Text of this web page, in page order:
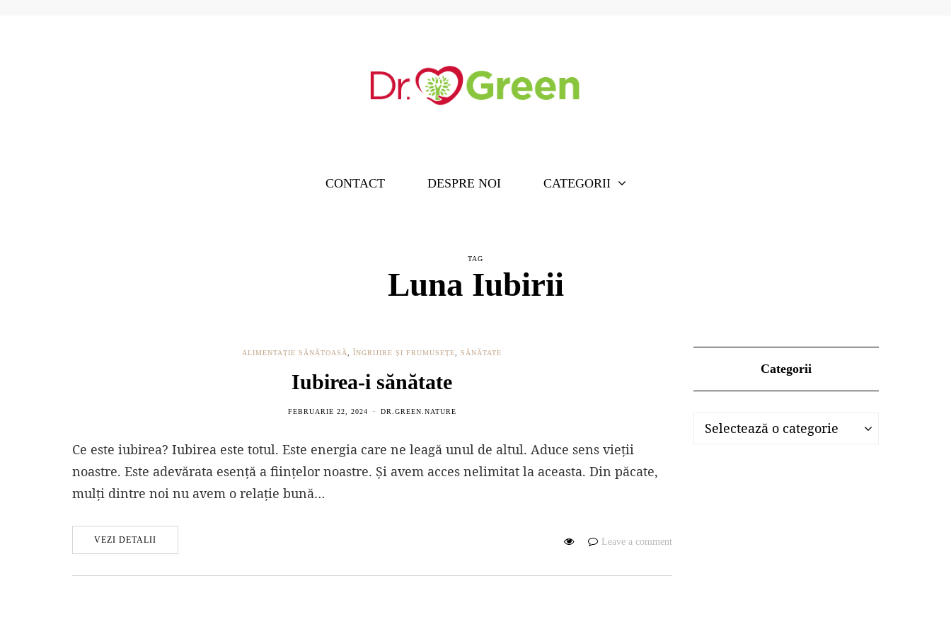
CONTACT DESPRE NOI CATEGORII
TAG
Luna Iubirii
ALIMENTAȚIE SĂNĂTOASĂ ,ÎNGRIJIRE ȘI FRUMUSEȚE ,SĂNĂTATE
Iubirea-i sănătate
FEBRUARIE 22, 2024 DR.GREEN.NATURE
Ce este iubirea? Iubirea este totul. Este energia care ne leagă unul de altul. Aduce sens vieții
noastre. Este adevărata esență a ființelor noastre. Și avem acces nelimitat la aceasta. Din păcate,
mulți dintre noi nu avem o relație bună…
VEZI DETALII Leave a comment
Categorii
Categorii
Selectează o categorie
Categorii